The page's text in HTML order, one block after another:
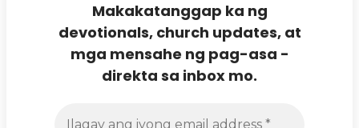
Makakatanggap ka ng
devotionals, church updates, at
mga mensahe ng pag-asa -
direkta sa inbox mo.